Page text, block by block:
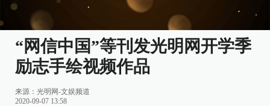
“网信中国”等刊发光明网开学季
励志手绘视频作品
来源： 光明网-文娱频道
2020-09-07 13:58